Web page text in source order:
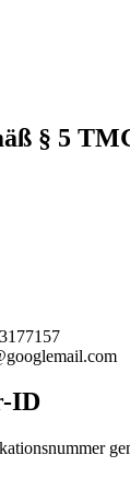
§ 5
ID